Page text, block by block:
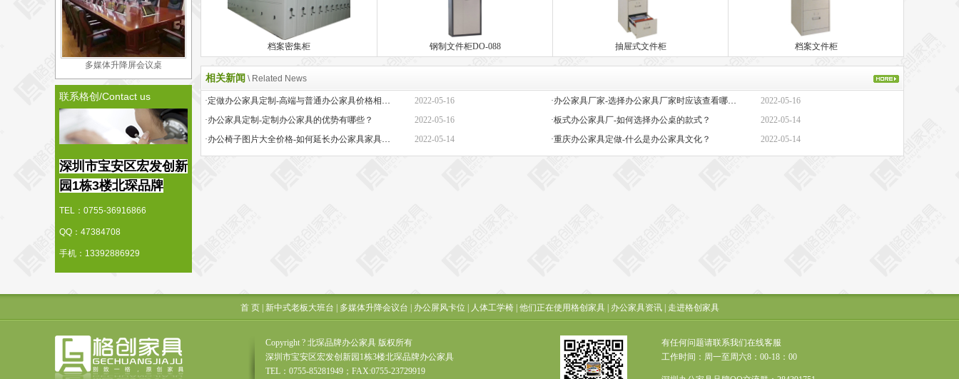
多媒体升降屏会议桌
联系格创/Contact us
深圳市宝安区宏发创新
园1栋3楼北琛品牌
TEL：0755-36916866
QQ：47384708
手机：13392886929
档案密集柜 钢制文件柜DO-088 抽屉式文件柜 档案文件柜
相关新闻 \ Related News
·定做办公家具定制-高端与普通办公家具价格相差巨大的原因是什么？ 2022-05-16 ·办公家具厂家-选择办公家具厂家时应该查看哪些方面？
2022-05-16
·办公家具定制-定制办公家具的优势有哪些？
2022-05-16 ·板式办公家具厂-如何选择办公桌的款式？
2022-05-14
·办公椅子图片大全价格-如何延长办公家具家具的保质期？
2022-05-14 ·重庆办公家具定做-什么是办公家具文化？ 2022-05-14
首 页| 新中式老板大班台 多媒体升降会议台 办公屏风卡位 人体工学椅| 他们正在使用格创家具| 办公家具资讯| 走进格创家具
Copyright ? 北琛品牌办公家具 版权所有
深圳市宝安区宏发创新园1栋3楼北琛品牌办公家具
TEL：0755-85281949；FAX:0755-23729919
有任何问题请联系我们在线客服
工作时间：周一至周六8：00-18：00